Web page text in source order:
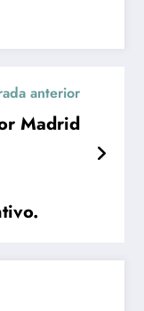
anterior
Madrid